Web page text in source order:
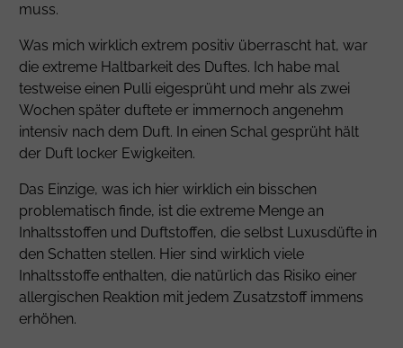
muss.
Was mich wirklich extrem positiv überrascht hat, war
die extreme Haltbarkeit des Duftes. Ich habe mal
testweise einen Pulli eigesprüht und mehr als zwei
Wochen später duftete er immernoch angenehm
intensiv nach dem Duft. In einen Schal gesprüht hält
der Duft locker Ewigkeiten.
Das Einzige, was ich hier wirklich ein bisschen
problematisch finde, ist die extreme Menge an
Inhaltsstoffen und Duftstoffen, die selbst Luxusdüfte in
den Schatten stellen. Hier sind wirklich viele
Inhaltsstoffe enthalten, die natürlich das Risiko einer
allergischen Reaktion mit jedem Zusatzstoff immens
erhöhen.